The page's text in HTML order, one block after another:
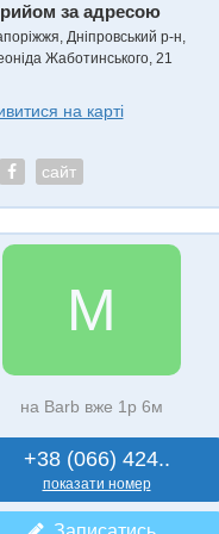
за адресою
Дніпровський р-н,
Жаботинського, 21
на карті
сайт
М
на Barb вже 1р 6м
+38 (066) 424..
показати номер